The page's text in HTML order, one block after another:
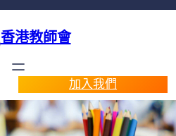
香港教師會
加入我們